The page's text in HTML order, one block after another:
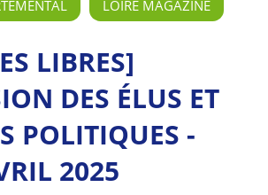
LOIRE MAGAZINE
LIBRES]
DES ÉLUS ET
POLITIQUES -
2025